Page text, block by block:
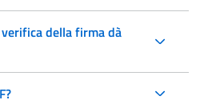
della firma dà